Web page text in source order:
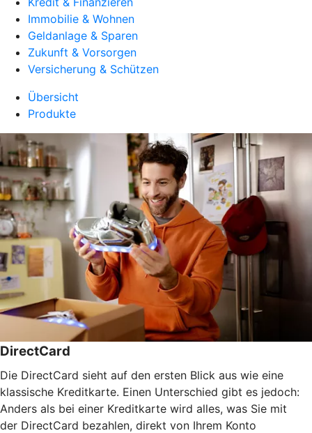
Immobilie & Wohnen
Geldanlage & Sparen
Zukunft & Vorsorgen
Versicherung & Schützen
Übersicht
Produkte
DirectCard
Die DirectCard sieht auf den ersten Blick aus wie eine
klassische Kreditkarte. Einen Unterschied gibt es jedoch:
Anders als bei einer Kreditkarte wird alles, was Sie mit
der DirectCard bezahlen, direkt von Ihrem Konto